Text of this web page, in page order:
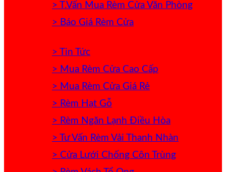
> T.Vấn Mua Rèm Cửa Văn Phòng
> Báo Giá Rèm Cửa
> Tin Tức
> Mua Rèm Cửa Cao Cấp
> Mua Rèm Cửa Giá Rẻ
> Rèm Hạt Gỗ
> Rèm Ngăn Lạnh Điều Hòa
> Tư Vấn Rèm Vải Thanh Nhàn
> Cửa Lưới Chống Côn Trùng